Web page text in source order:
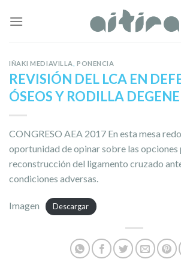
IÑAKI MEDIAVILLA ,PONENCIA
REVISIÓN DEL LCA EN
ÓSEOS Y RODILLA
CONGRESO AEA 2017 En esta mesa
oportunidad de opinar sobre las opciones
reconstrucción del ligamento cruzado
condiciones adversas.
Imagen Descargar